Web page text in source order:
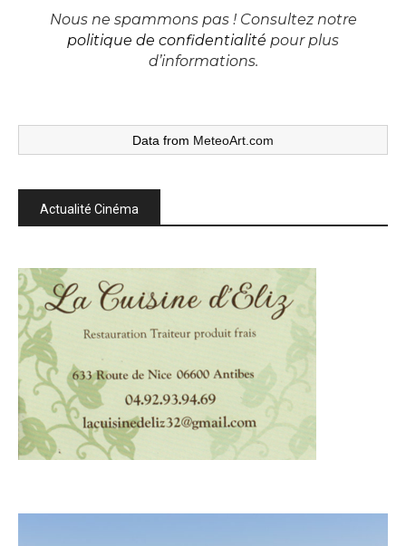
Nous ne spammons pas ! Consultez notre
politique de confidentialité pour plus
d’informations.
Data from MeteoArt.com
Actualité Cinéma